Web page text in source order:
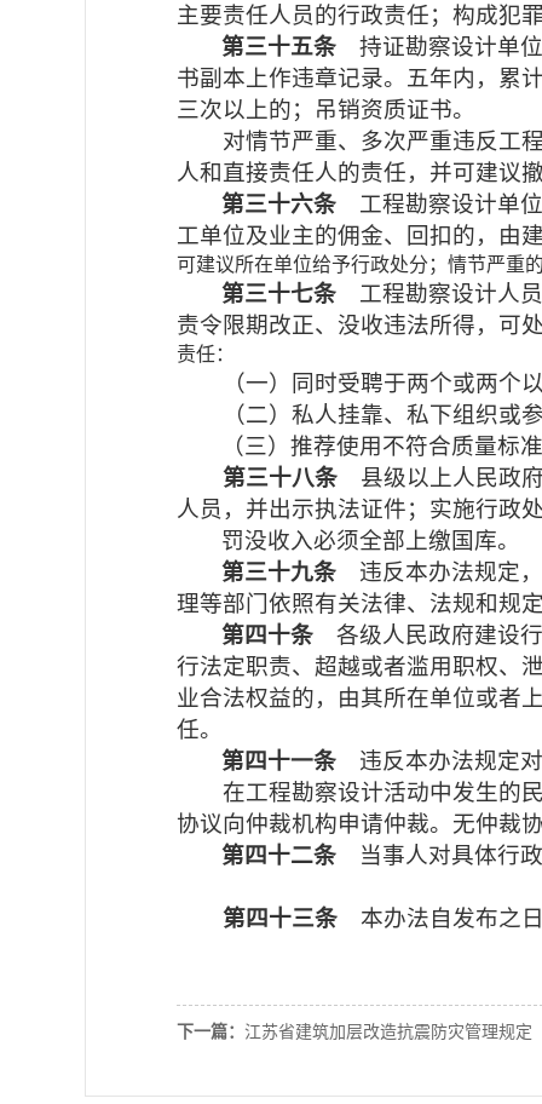
主要责任人员的行政责任；构成犯
第三十五条持证勘察设计单
书副本上作违章记录。五年内，累
三次以上的；吊销资质证书。
对情节严重、多次严重违反工
人和直接责任人的责任，并可建议
第三十六条 工程勘察设计单
工单位及业主的佣金、回扣的，由
可建议所在单位给予行政处分；情节严重
第三十七条 工程勘察设计人
责令限期改正、没收违法所得，可
责任：
（一）同时受聘于两个或两个以
（二）私人挂靠、私下组织或
（三）推荐使用不符合质量标
第三十八条 县级以上人民政
人员，并出示执法证件；实施行政
罚没收入必须全部上缴国库。
第三十九条 违反本办法规定
理等部门依照有关法律、法规和规
第四十条各级人民政府建设
行法定职责、超越或者滥用职权、
业合法权益的，由其所在单位或者
任。
第四十一条 违反本办法规定
在工程勘察设计活动中发生的
协议向仲裁机构申请仲裁。无仲裁
第四十二条 当事人对具体行
第四十三条 本办法自发布之
下一篇： 江苏省建筑加层改造抗震防灾管理规定